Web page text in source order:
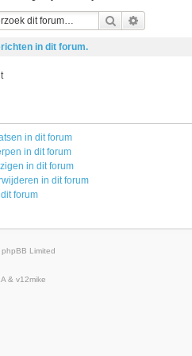
Zoek
in dit forum.
in dit forum
in dit forum
in dit forum
in dit forum
forum
Limited
& v12mike